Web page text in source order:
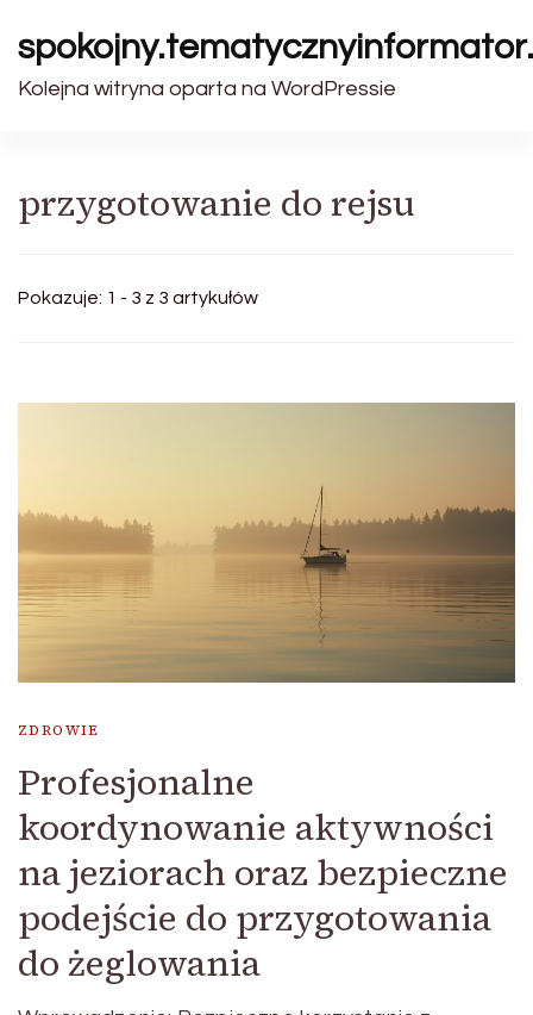
Kolejna witryna oparta na WordPressie
przygotowanie do rejsu
Pokazuje: 1 - 3 z 3 artykułów
ZDROWIE
Profesjonalne
koordynowanie aktywności
na jeziorach oraz bezpieczne
podejście do przygotowania
do żeglowania